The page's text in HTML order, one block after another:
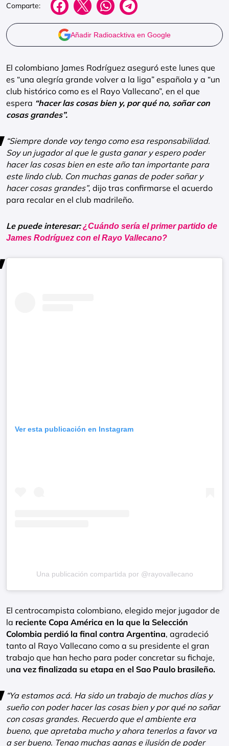
Comparte:
Añadir Radioacktiva en Google
El colombiano James Rodríguez aseguró este lunes que
es “una alegría grande volver a la liga” española y a “un
club histórico como es el Rayo Vallecano”, en el que
espera “hacer las cosas bien y, por qué no, soñar con
cosas grandes”.
“Siempre donde voy tengo como esa responsabilidad.
Soy un jugador al que le gusta ganar y espero poder
hacer las cosas bien en este año tan importante para
este lindo club. Con muchas ganas de poder soñar y
hacer cosas grandes”, dijo tras confirmarse el acuerdo
para recalar en el club madrileño.
Le puede interesar:¿Cuándo sería el primer partido de
James Rodríguez con el Rayo Vallecano?
Ver esta publicación en Instagram
Una publicación compartida por @rayovallecano
El centrocampista colombiano, elegido mejor jugador de
la reciente Copa América en la que la Selección
Colombia perdió la final contra Argentina, agradeció
tanto al Rayo Vallecano como a su presidente el gran
trabajo que han hecho para poder concretar su fichaje,
una vez finalizada su etapa en el Sao Paulo brasileño.
“Ya estamos acá. Ha sido un trabajo de muchos días y
sueño con poder hacer las cosas bien y por qué no soñar
con cosas grandes. Recuerdo que el ambiente era
bueno, que apretaba mucho y ahora tenerlos a favor va
a ser bueno. Tengo muchas ganas e ilusión de poder